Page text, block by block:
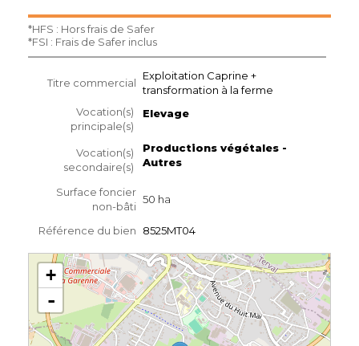
*HFS : Hors frais de Safer
*FSI : Frais de Safer inclus
Titre commercial
Exploitation Caprine +
transformation à la ferme
Vocation(s)
principale(s)
Elevage
Vocation(s)
secondaire(s)
Productions végétales -
Autres
Surface foncier
non-bâti
50 ha
Référence du bien 8525MT04
+
-